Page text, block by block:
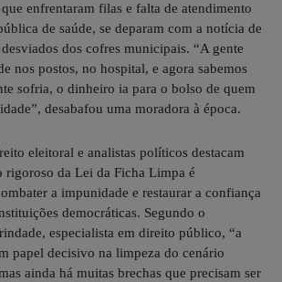
enfrentaram filas e falta de atendimento
de saúde, se deparam com a notícia de
dos cofres municipais. “A gente
nos postos, no hospital, e agora sabemos
sofria, o dinheiro ia para o bolso de quem
desabafou uma moradora à época.
eleitoral e analistas políticos destacam
rigoroso da Lei da Ficha Limpa é
a impunidade e restaurar a confiança
democráticas. Segundo o
especialista em direito público, “a
papel decisivo na limpeza do cenário
ainda há muitas brechas que precisam ser